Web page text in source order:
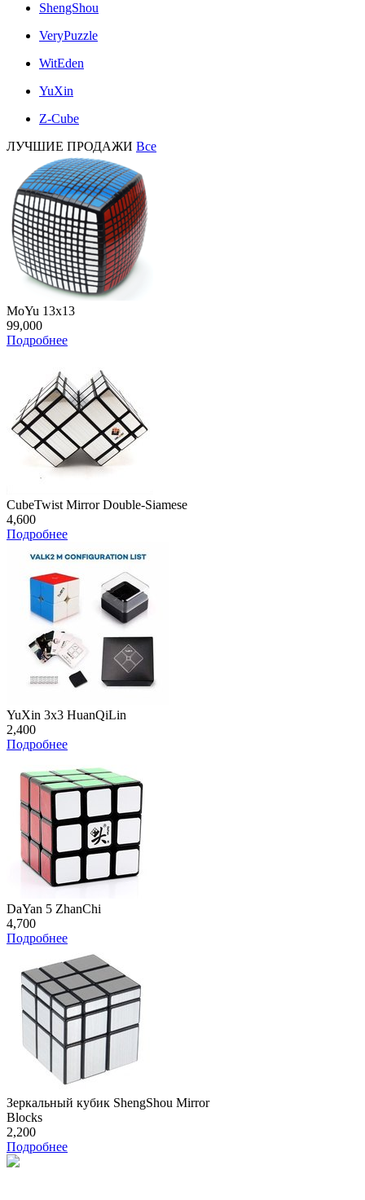
ShengShou
VeryPuzzle
WitEden
YuXin
Z-Cube
ЛУЧШИЕ ПРОДАЖИ Все
MoYu 13x13
99,000
Подробнее
CubeTwist Mirror Double-Siamese
4,600
Подробнее
YuXin 3x3 HuanQiLin
2,400
Подробнее
DaYan 5 ZhanChi
4,700
Подробнее
Зеркальный кубик ShengShou Mirror
Blocks
2,200
Подробнее